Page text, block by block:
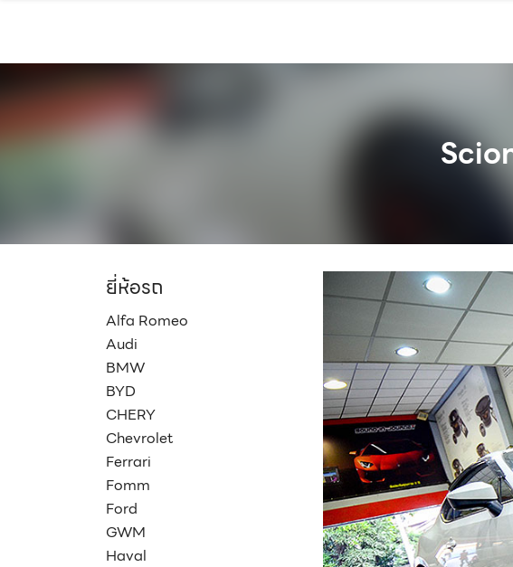
content
ยี่ห้อรถ
Alfa Romeo
Audi
BMW
BYD
CHERY
Chevrolet
Ferrari
Fomm
Ford
GWM
Haval